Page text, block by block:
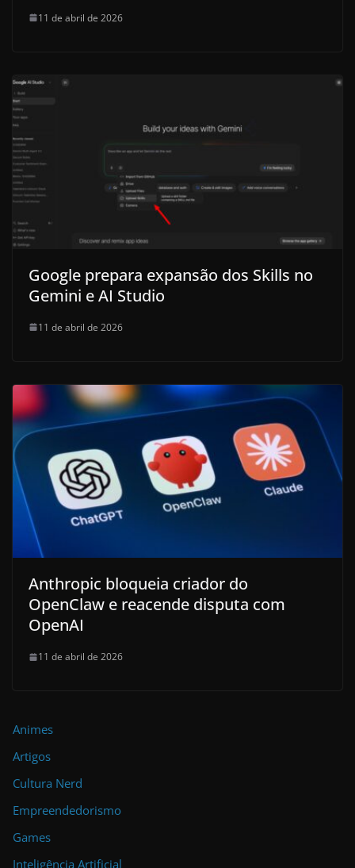
11 de abril de 2026
Google prepara expansão dos Skills no
Gemini e AI Studio
11 de abril de 2026
Anthropic bloqueia criador do
OpenClaw e reacende disputa com
OpenAI
11 de abril de 2026
Animes
Artigos
Cultura Nerd
Empreendedorismo
Games
Inteligência Artificial